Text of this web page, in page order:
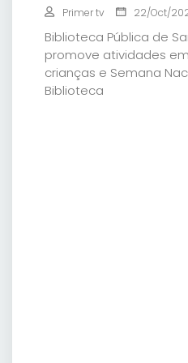
Primer tv 22/Oct/
Biblioteca Pública de
promove atividades
crianças e Semana
Biblioteca